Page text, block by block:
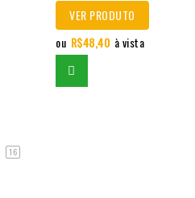
VER PRODUTO
ou R$48,40 à vista
16